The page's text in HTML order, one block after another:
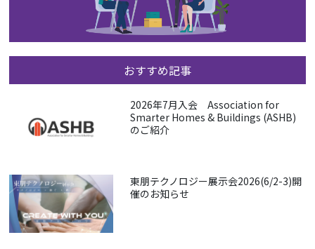
おすすめ記事
2026年7月入会 Association for
Smarter Homes & Buildings (ASHB)
のご紹介
東朋テクノロジー展示会2026(6/2-3)開
催のお知らせ